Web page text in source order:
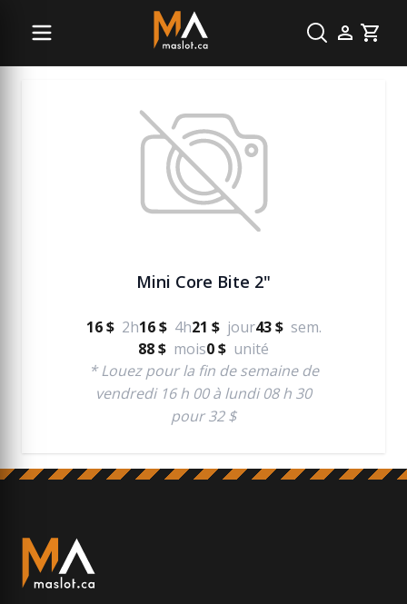
Cart
Béton
Mini Core Bite 2"
16 $ 2h16 $ 4h21 $ jour43 $ sem.
88 $ mois0 $ unité
* Louez pour la fin de semaine de
vendredi 16 h 00 à lundi 08 h 30
pour 32 $